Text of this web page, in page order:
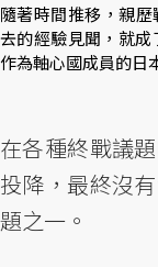
隨著時間推移，親
去的經驗見聞，就
作為軸心國成員的日
在各種終戰議
投降，最終沒
題之一。